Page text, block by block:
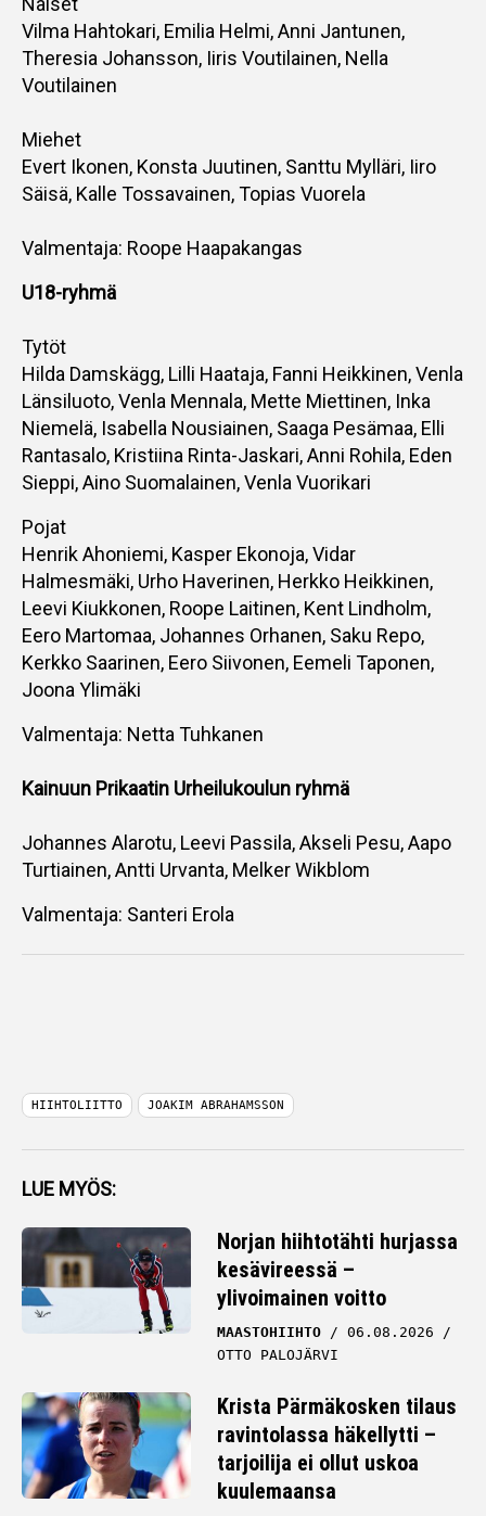
Vilma Hahtokari, Emilia Helmi, Anni Jantunen,
Theresia Johansson, Iiris Voutilainen, Nella
Voutilainen
Miehet
Evert Ikonen, Konsta Juutinen, Santtu Mylläri, Iiro
Säisä, Kalle Tossavainen, Topias Vuorela
Valmentaja: Roope Haapakangas
U18-ryhmä
Tytöt
Hilda Damskägg, Lilli Haataja, Fanni Heikkinen, Venla
Länsiluoto, Venla Mennala, Mette Miettinen, Inka
Niemelä, Isabella Nousiainen, Saaga Pesämaa, Elli
Rantasalo, Kristiina Rinta-Jaskari, Anni Rohila, Eden
Sieppi, Aino Suomalainen, Venla Vuorikari
Pojat
Henrik Ahoniemi, Kasper Ekonoja, Vidar
Halmesmäki, Urho Haverinen, Herkko Heikkinen,
Leevi Kiukkonen, Roope Laitinen, Kent Lindholm,
Eero Martomaa, Johannes Orhanen, Saku Repo,
Kerkko Saarinen, Eero Siivonen, Eemeli Taponen,
Joona Ylimäki
Valmentaja: Netta Tuhkanen
Kainuun Prikaatin Urheilukoulun ryhmä
Johannes Alarotu, Leevi Passila, Akseli Pesu, Aapo
Turtiainen, Antti Urvanta, Melker Wikblom
Valmentaja: Santeri Erola
HIIHTOLIITTO JOAKIM ABRAHAMSSON
LUE MYÖS:
Norjan hiihtotähti hurjassa
kesävireessä –
ylivoimainen voitto
MAASTOHIIHTO
06.08.2026
OTTO PALOJÄRVI
Krista Pärmäkosken tilaus
ravintolassa häkellytti –
tarjoilija ei ollut uskoa
kuulemaansa